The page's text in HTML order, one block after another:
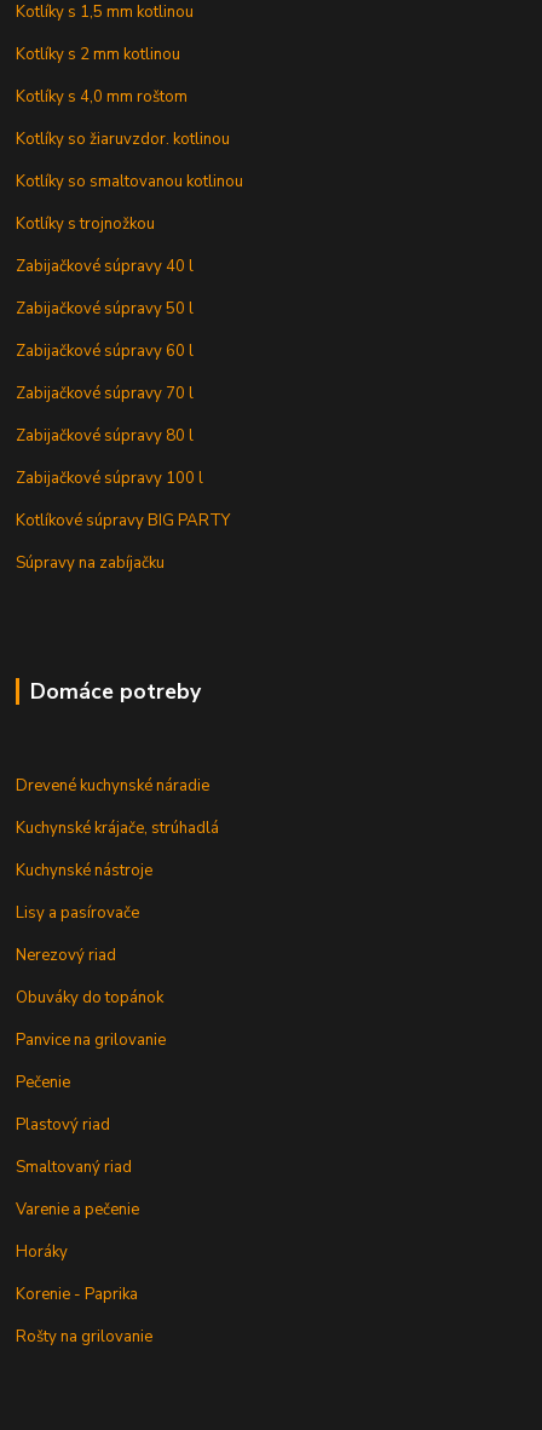
Kotlíky s 1,5 mm kotlinou
Kotlíky s 2 mm kotlinou
Kotlíky s 4,0 mm roštom
Kotlíky so žiaruvzdor. kotlinou
Kotlíky so smaltovanou kotlinou
Kotlíky s trojnožkou
Zabijačkové súpravy 40 l
Zabijačkové súpravy 50 l
Zabijačkové súpravy 60 l
Zabijačkové súpravy 70 l
Zabijačkové súpravy 80 l
Zabijačkové súpravy 100 l
Kotlíkové súpravy BIG PARTY
Súpravy na zabíjačku
Domáce potreby
Drevené kuchynské náradie
Kuchynské krájače, strúhadlá
Kuchynské nástroje
Lisy a pasírovače
Nerezový riad
Obuváky do topánok
Panvice na grilovanie
Pečenie
Plastový riad
Smaltovaný riad
Varenie a pečenie
Horáky
Korenie - Paprika
Rošty na grilovanie